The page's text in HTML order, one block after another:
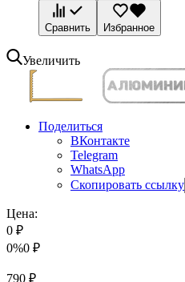
Сравнить Избранное
Увеличить
Поделиться
ВКонтакте
Telegram
WhatsApp
Скопировать ссылку
Цена:
0 ₽
0%0 ₽
790 ₽